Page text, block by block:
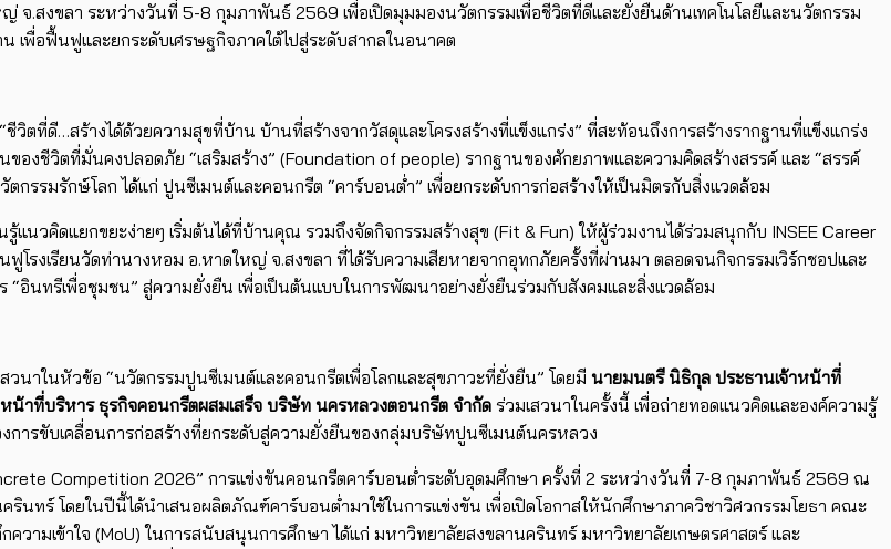
จ.สงขลา ระหว่างวันที่ 5-8 กุมภาพันธ์ 2569 เพื่อเปิดมุมมองนวัตกรรมเพื่อชีวิตที่ดีและยั่งยืนด้านเทคโนโลยีและนวัตกรรม
เพื่อฟื้นฟูและยกระดับเศรษฐกิจภาคใต้ไปสู่ระดับสากลในอนาคต
ที่ดี…สร้างได้ด้วยความสุขที่บ้าน บ้านที่สร้างจากวัสดุและโครงสร้างที่แข็งแกร่ง” ที่สะท้อนถึงการสร้างรากฐานที่แข็งแกร่ง
องชีวิตที่มั่นคงปลอดภัย “เสริมสร้าง” (Foundation of people) รากฐานของศักยภาพและความคิดสร้างสรรค์ และ “สรรค์
รมรักษ์โลก ได้แก่ ปูนซีเมนต์และคอนกรีต “คาร์บอนต่ำ” เพื่อยกระดับการก่อสร้างให้เป็นมิตรกับสิ่งแวดล้อม
นวคิดแยกขยะง่ายๆ เริ่มต้นได้ที่บ้านคุณ รวมถึงจัดกิจกรรมสร้างสุข (Fit & Fun) ให้ผู้ร่วมงานได้ร่วมสนุกกับ INSEE Career
รงเรียนวัดท่านางหอม อ.หาดใหญ่ จ.สงขลา ที่ได้รับความเสียหายจากอุทกภัยครั้งที่ผ่านมา ตลอดจนกิจกรรมเวิร์กชอปและ
อินทรีเพื่อชุมชน” สู่ความยั่งยืน เพื่อเป็นต้นแบบในการพัฒนาอย่างยั่งยืนร่วมกับสังคมและสิ่งแวดล้อม
นาในหัวข้อ “นวัตกรรมปูนซีเมนต์และคอนกรีตเพื่อโลกและสุขภาวะที่ยั่งยืน” โดยมี นายมนตรี นิธิกุล ประธานเจ้าหน้าที่
น้าที่บริหาร ธุรกิจคอนกรีตผสมเสร็จ บริษัท นครหลวงตอนกรีต จำกัด ร่วมเสวนาในครั้งนี้ เพื่อถ่ายทอดแนวคิดและองค์ความรู้
การขับเคลื่อนการก่อสร้างที่ยกระดับสู่ความยั่งยืนของกลุ่มบริษัทปูนซีเมนต์นครหลวง
Competition 2026” การแข่งขันคอนกรีตคาร์บอนต่ำระดับอุดมศึกษา ครั้งที่ 2 ระหว่างวันที่ 7-8 กุมภาพันธ์ 2569 ณ
ทร์ โดยในปีนี้ได้นำเสนอผลิตภัณฑ์คาร์บอนต่ำมาใช้ในการแข่งขัน เพื่อเปิดโอกาสให้นักศึกษาภาควิชาวิศวกรรมโยธา คณะ
ามเข้าใจ (MoU) ในการสนับสนุนการศึกษา ได้แก่ มหาวิทยาลัยสงขลานครินทร์ มหาวิทยาลัยเกษตรศาสตร์ และ